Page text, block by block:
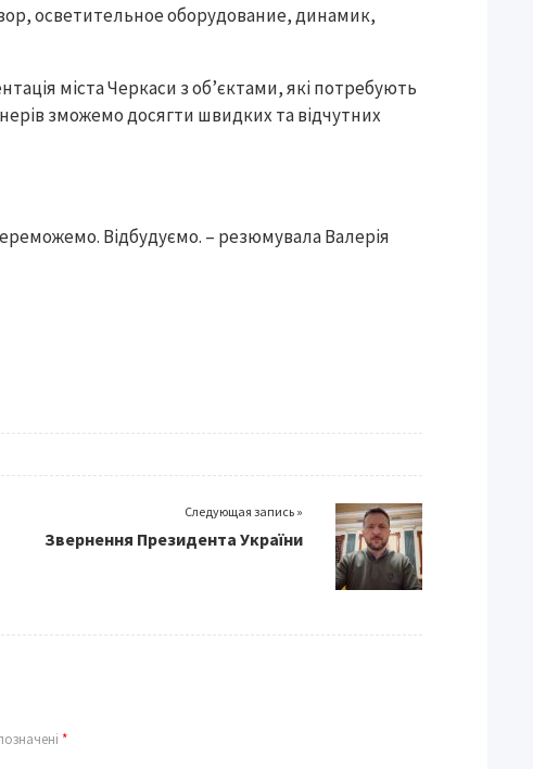
міста Черкаси з об’єктами, які потребують
зможемо досягти швидких та відчутних
Відбудуємо. – резюмувала Валерія
Следующая запись »
Звернення Президента України
*